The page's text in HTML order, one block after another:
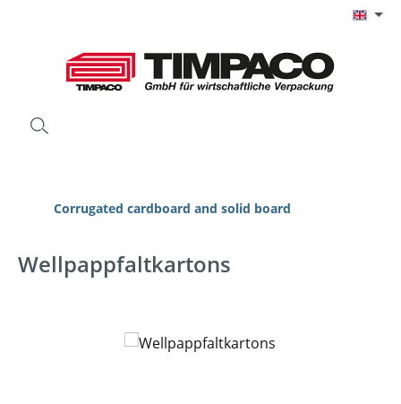
Corrugated cardboard and solid board
Wellpappfaltkartons
Skip image gallery